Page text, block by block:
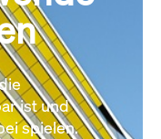
ist und
spielen.